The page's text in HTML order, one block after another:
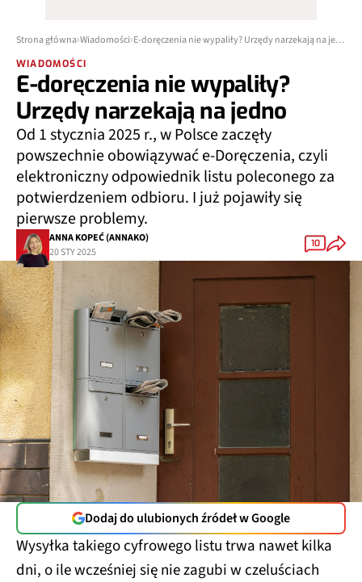
Strona główna Wiadomości E-doręczenia nie wypaliły? Urzędy narzekają na jedno
WIADOMOŚCI
E-doręczenia nie wypaliły?
Urzędy narzekają na jedno
Od 1 stycznia 2025 r., w Polsce zaczęły
powszechnie obowiązywać e-Doręczenia, czyli
elektroniczny odpowiednik listu poleconego za
potwierdzeniem odbioru. I już pojawiły się
pierwsze problemy.
ANNA KOPEĆ (ANNAKO)
20 STY 2025
10
Dodaj do ulubionych źródeł w Google
Wysyłka takiego cyfrowego listu trwa nawet kilka
dni, o ile wcześniej się nie zagubi w czeluściach